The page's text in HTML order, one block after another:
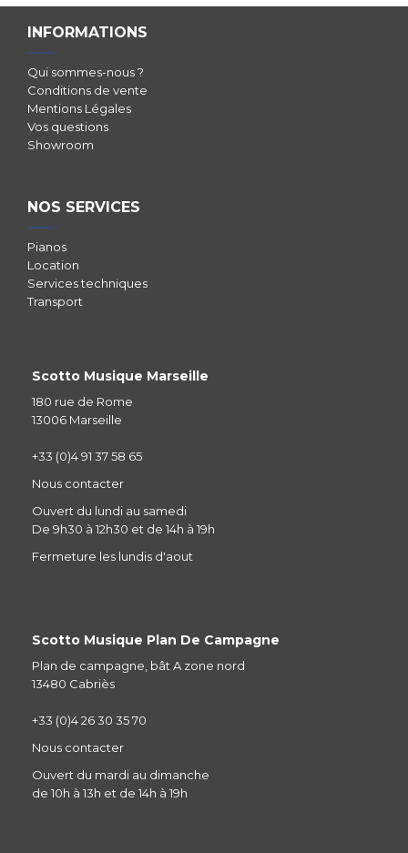
INFORMATIONS
Qui sommes-nous ?
Conditions de vente
Mentions Légales
Vos questions
Showroom
NOS SERVICES
Pianos
Location
Services techniques
Transport
Scotto Musique Marseille
180 rue de Rome
13006 Marseille
+33 (0)4 91 37 58 65
Nous contacter
Ouvert du lundi au samedi
De 9h30 à 12h30 et de 14h à 19h
Fermeture les lundis d'aout
Scotto Musique Plan De Campagne
Plan de campagne, bât A zone nord
13480 Cabriès
+33 (0)4 26 30 35 70
Nous contacter
Ouvert du mardi au dimanche
de 10h à 13h et de 14h à 19h